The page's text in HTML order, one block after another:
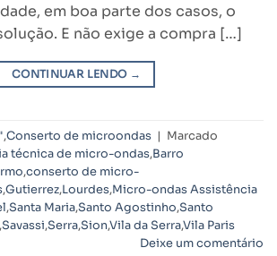
em boa parte dos casos, o
E não exige a compra […]
CONTINUAR LENDO →
,Conserto de microondas | Marcado
técnica de micro-ondas,Barro
,conserto de micro-
,Gutierrez,Lourdes,Micro-ondas Assistência
,Santa Maria,Santo Agostinho,Santo
,Savassi,Serra,Sion,Vila da Serra,Vila Paris
Deixe um comentário